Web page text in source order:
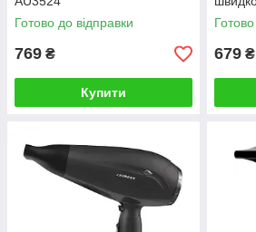
Готово до відправки
769 ₴
Купити
679 ₴